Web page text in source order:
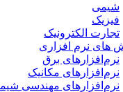
الکترونیک
نرم افزاری
برق
مکانیک
مهندسی شیمی